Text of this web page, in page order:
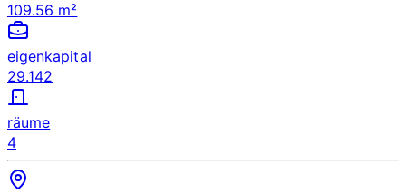
109.56 m²
eigenkapital
29.142
räume
4